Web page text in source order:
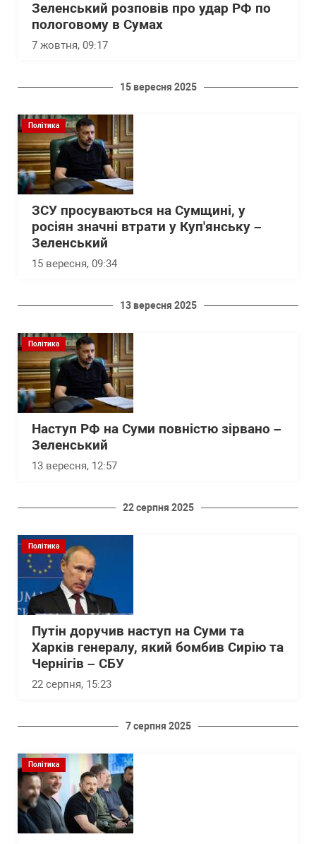
Зеленський розповів про удар РФ по
пологовому в Сумах
7 жовтня, 09:17
15 вересня 2025
Політика
ЗСУ просуваються на Сумщині, у
росіян значні втрати у Куп'янську –
Зеленський
15 вересня, 09:34
13 вересня 2025
Політика
Наступ РФ на Суми повністю зірвано –
Зеленський
13 вересня, 12:57
22 серпня 2025
Політика
Путін доручив наступ на Суми та
Харків генералу, який бомбив Сирію та
Чернігів – СБУ
22 серпня, 15:23
7 серпня 2025
Політика